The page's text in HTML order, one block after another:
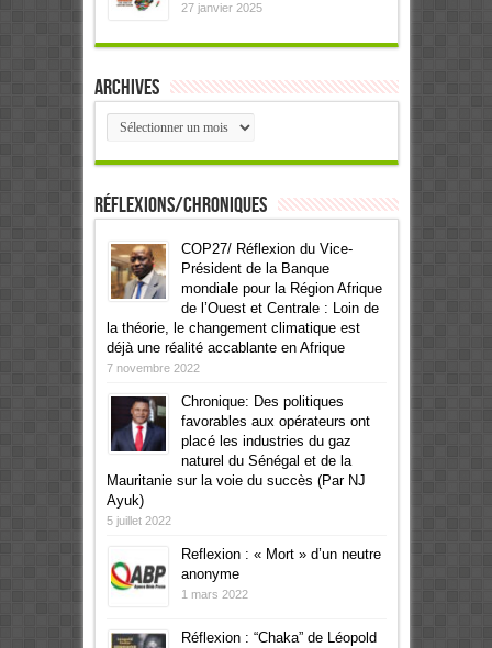
27 janvier 2025
Archives
Archives
Réflexions/Chroniques
COP27/ Réflexion du Vice-
Président de la Banque
mondiale pour la Région Afrique
de l’Ouest et Centrale : Loin de
la théorie, le changement climatique est
déjà une réalité accablante en Afrique
7 novembre 2022
Chronique: Des politiques
favorables aux opérateurs ont
placé les industries du gaz
naturel du Sénégal et de la
Mauritanie sur la voie du succès (Par NJ
Ayuk)
5 juillet 2022
Reflexion : « Mort » d’un neutre
anonyme
1 mars 2022
Réflexion : “Chaka” de Léopold